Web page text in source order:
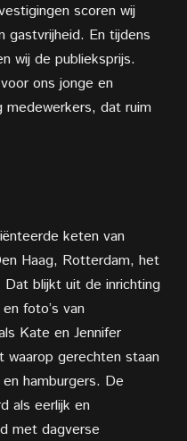
scoren wij
gastvrijheid. En tijdens
wij de publieksprijs.
ons jonge en
dat ruim
keten van
Haag, Rotterdam, het
blijkt uit de inrichting
foto’s van
Kate en Jennifer
waarop gerechten staan
hamburgers. De
als eerlijk en
met dagverse